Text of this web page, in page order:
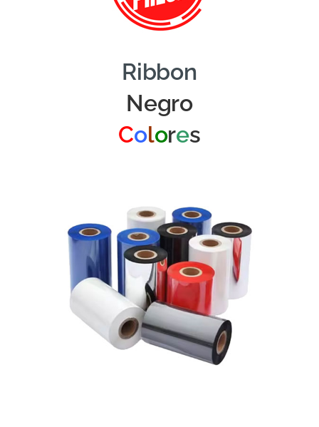
Ribbon
Negro
Colores